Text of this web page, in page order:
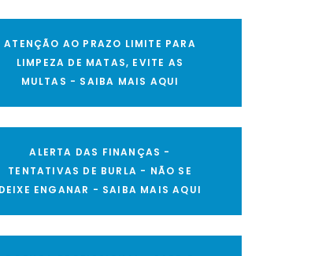
ATENÇÃO AO PRAZO LIMITE PARA
LIMPEZA DE MATAS, EVITE AS
MULTAS - SAIBA MAIS AQUI
ALERTA DAS FINANÇAS -
TENTATIVAS DE BURLA - NÃO SE
DEIXE ENGANAR - SAIBA MAIS AQUI